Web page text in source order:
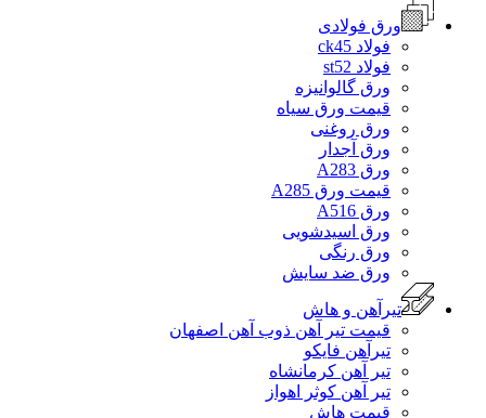
ورق فولادی
فولاد ck45
فولاد st52
ورق گالوانیزه
قیمت ورق سیاه
ورق روغنی
ورق آجدار
ورق A283
قیمت ورق A285
ورق A516
ورق اسیدشویی
ورق رنگی
ورق ضد سایش
تیرآهن و هاش
قیمت تیر آهن ذوب آهن اصفهان
تیرآهن فایکو
تیر آهن کرمانشاه
تیر آهن کوثر اهواز
قیمت هاش